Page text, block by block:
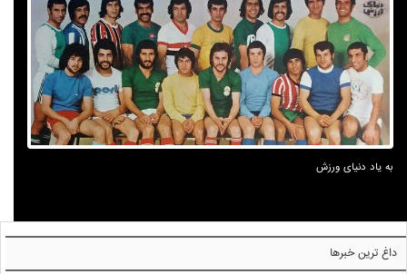
به یاد دنیای ورزش
داغ ترین خبرها